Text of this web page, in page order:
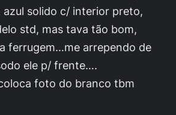
azul solido c/ interior preto,
std, mas tava tão bom,
ferrugem…me arrependo de
ele p/ frente….
foto do branco tbm